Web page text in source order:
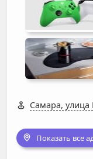
Самара,
Показать все